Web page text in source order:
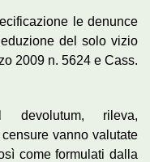
le denunce
del solo vizio
2009 n. 5624 e Cass.
devolutum, rileva,
vanno valutate
come formulati dalla